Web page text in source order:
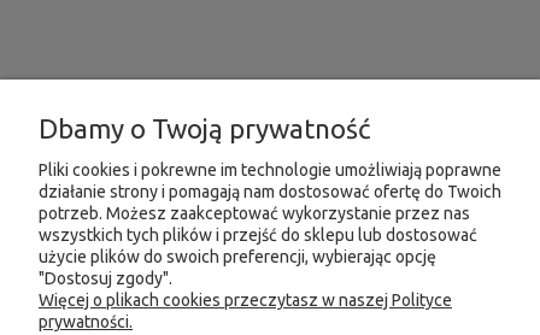
INFORMACJE
MOJE KONTO
PRODUKTY
KONTAKT KSIĘGARNIA FACHOWA.PL
Dbamy o Twoją prywatność
Pliki cookies i pokrewne im technologie umożliwiają poprawne
działanie strony i pomagają nam dostosować ofertę do Twoich
potrzeb. Możesz zaakceptować wykorzystanie przez nas
wszystkich tych plików i przejść do sklepu lub dostosować
użycie plików do swoich preferencji, wybierając opcję
"Dostosuj zgody".
Więcej o plikach cookies przeczytasz w naszej Polityce
prywatności.